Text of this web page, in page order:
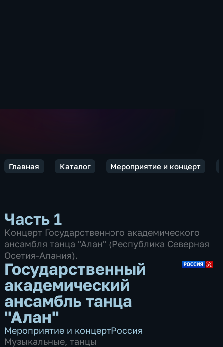
Главная Каталог Мероприятие и концерт
Часть 1
Концерт Государственного академического
ансамбля танца "Алан" (Республика Северная
Осетия-Алания).
Государственный
академический
ансамбль танца
"Алан"
Мероприятие и концертРоссия
Музыкальные,танцы